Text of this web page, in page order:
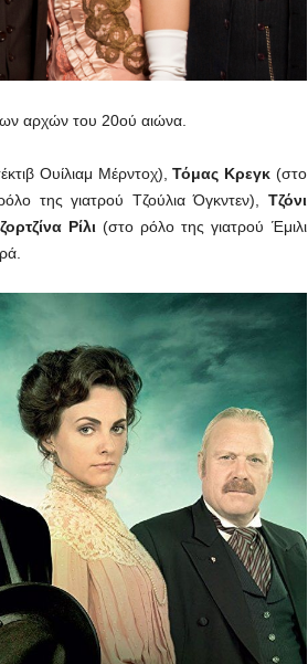
αρχών του 20ού αιώνα.
Ουίλιαμ Μέρντοχ),Τόμας Κρεγκ (στο
της γιατρού Τζούλια Όγκντεν), Τζόνι
Ρίλι (στο ρόλο της γιατρού Έμιλι